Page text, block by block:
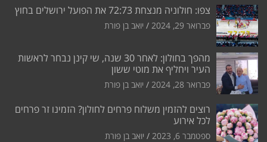
צפו: חולוניה מנצחת 72:73 את הפועל ירושלים בחוץ
פברואר 29, 2024 יואב בן פורת
מהפך בחולון: לאחר 30 שנה, שי קינן נבחר לראשות
העיר ויחליף את מוטי ששון
פברואר 28, 2024 יואב בן פורת
רוצים להזמין משלוח פרחים לחולון? הזמינו זר פרחים
לכל אירוע
ספטמבר 6, 2023 יואב בן פורת